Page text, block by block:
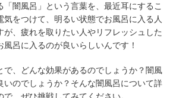
「闇風呂」という言葉を、最近耳にするこ
気をつけて、明るい状態でお風呂に入る人
が、疲れを取りたい人やリフレッシュした
呂に入るのが良いらしいんです！
で、どんな効果があるのでしょうか？闇風
いのでしょうか？そんな闇風呂について詳
、ぜひ挑戦してみてください。